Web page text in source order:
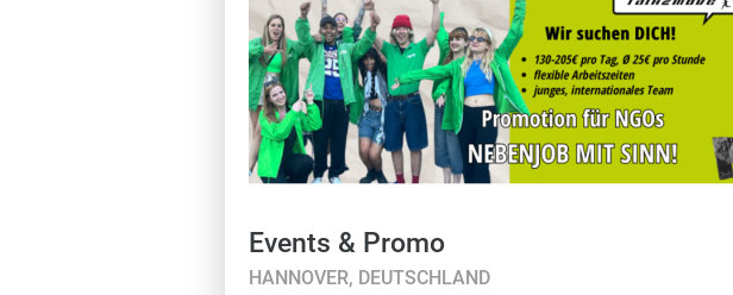
Events & Promo
HANNOVER, DEUTSCHLAND